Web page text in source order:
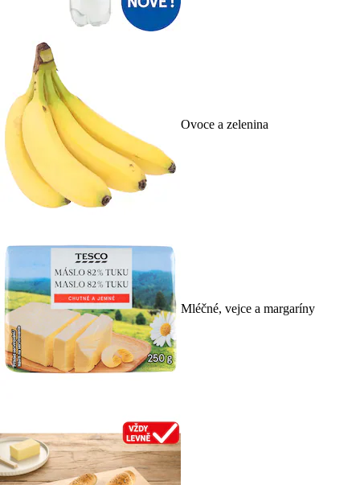
Ovoce a zelenina
Mléčné, vejce a margaríny